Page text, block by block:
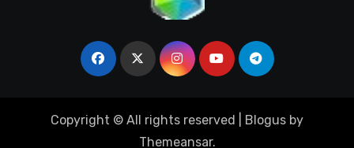
Copyright © All rights reserved Blogus by
Themeansar.